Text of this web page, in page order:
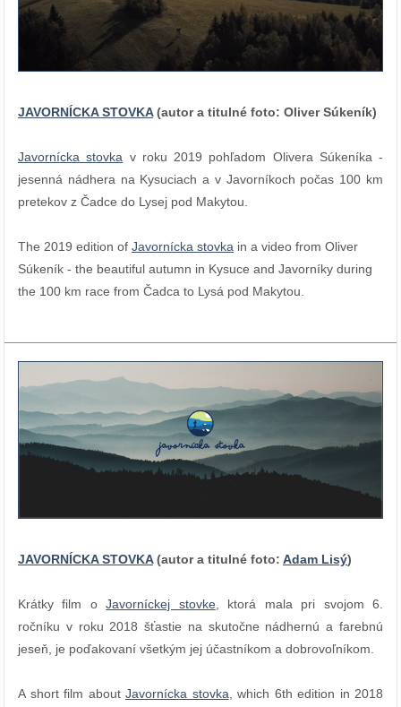
JAVORNÍCKA STOVKA(autor a titulné foto: Oliver Súkeník)
Javornícka stovka v roku 2019 pohľadom Olivera Súkeníka -
jesenná nádhera na Kysuciach a v Javorníkoch počas 100 km
pretekov z Čadce do Lysej pod Makytou.
The 2019 edition of Javornícka stovka in a video from Oliver
Súkeník - the beautiful autumn in Kysuce and Javorníky during
the 100 km race from Čadca to Lysá pod Makytou.
JAVORNÍCKA STOVKA(autor a titulné foto: Adam Lisý)
Krátky film oJavorníckej stovke, ktorá mala pri svojom 6.
ročníku v roku 2018 šťastie na skutočne nádhernú a farebnú
jeseň, je poďakovaní všetkým jej účastníkom a dobrovoľníkom.
A short film about Javornícka stovka, which 6th edition in 2018